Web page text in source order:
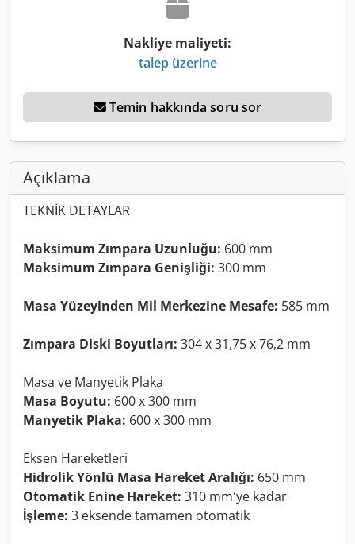
Nakliye maliyeti:
talep üzerine
Temin hakkında soru sor
Açıklama
TEKNİK DETAYLAR
Maksimum Zımpara Uzunluğu: 600 mm
Maksimum Zımpara Genişliği: 300 mm
Masa Yüzeyinden Mil Merkezine Mesafe: 585 mm
Zımpara Diski Boyutları: 304 x 31,75 x 76,2 mm
Masa ve Manyetik Plaka
Masa Boyutu: 600 x 300 mm
Manyetik Plaka: 600 x 300 mm
Eksen Hareketleri
Hidrolik Yönlü Masa Hareket Aralığı: 650 mm
Otomatik Enine Hareket: 310 mm'ye kadar
İşleme: 3 eksende tamamen otomatik